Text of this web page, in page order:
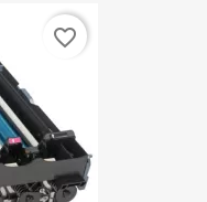
favorite_border